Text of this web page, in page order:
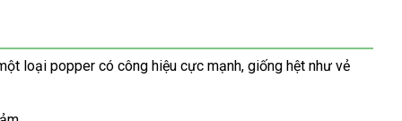
loại popper có công hiệu cực mạnhbỏ
, giống hệt như vẻ